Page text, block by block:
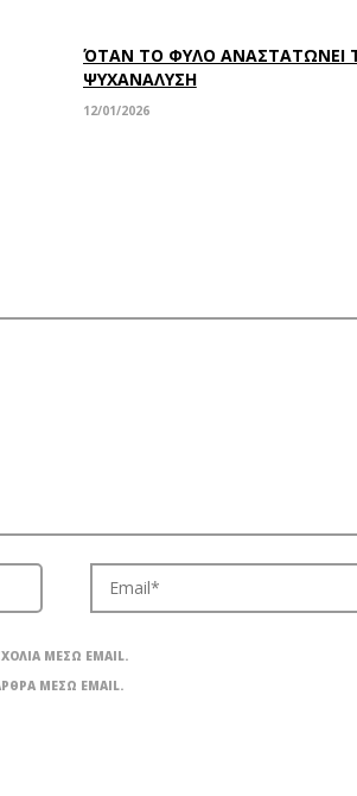
ΌΤΑΝ ΤΟ ΦΥΛΟ ΑΝΑΣΤΑΤΩΝΕΙ
ΨΥΧΑΝΑΛΥΣΗ
12/01/2026
ΜΈΣΩ EMAIL.
ΜΈΣΩ EMAIL.